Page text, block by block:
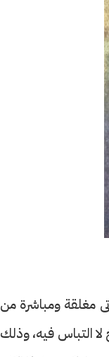
مغلقة ومباشرة من
التباس فيه، وذلك